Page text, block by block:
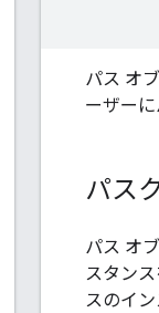
パス オ
ーザー
パス
パス オ
スタン
スのイ